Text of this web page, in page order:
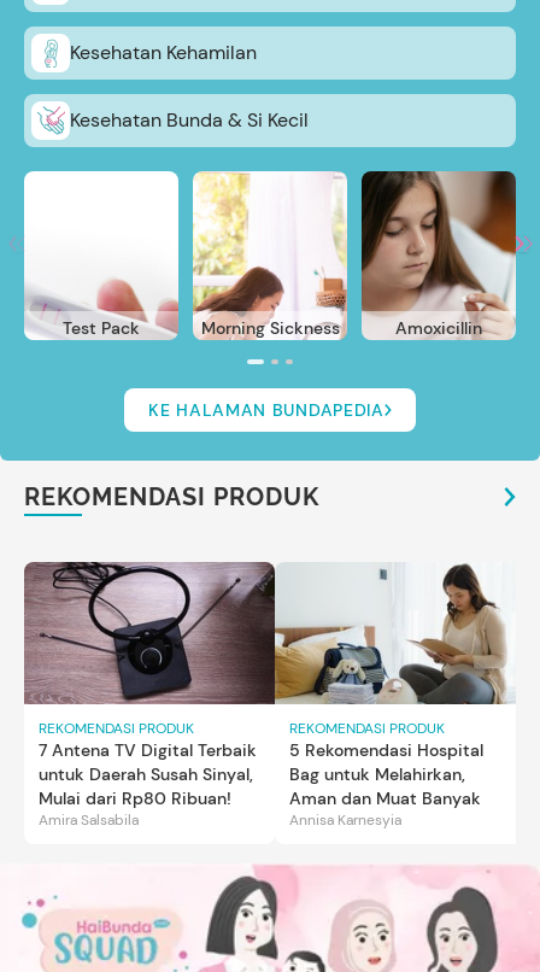
Kesehatan Kehamilan
Kesehatan Bunda & Si Kecil
Test Pack Morning Sickness Amoxicillin
KE HALAMAN BUNDAPEDIA
REKOMENDASI PRODUK
REKOMENDASI PRODUK
7 Antena TV Digital Terbaik
untuk Daerah Susah Sinyal,
Mulai dari Rp80 Ribuan!
Amira Salsabila
REKOMENDASI PRODUK
5 Rekomendasi Hospital
Bag untuk Melahirkan,
Aman dan Muat Banyak
Annisa Karnesyia